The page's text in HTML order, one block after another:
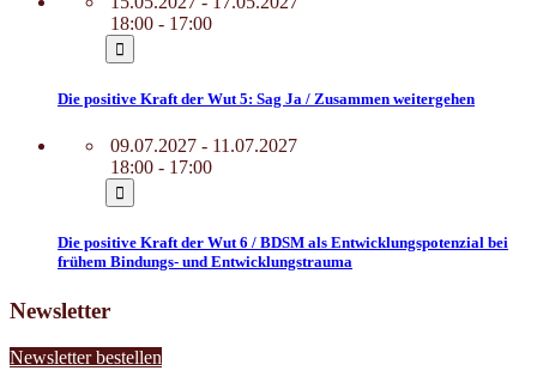
18:00 - 17:00
Die positive Kraft der Wut 5: Sag Ja / Zusammen weitergehen
09.07.2027 - 11.07.2027
18:00 - 17:00
Die positive Kraft der Wut 6 / BDSM als Entwicklungspotenzial bei
frühem Bindungs- und Entwicklungstrauma
Newsletter
Newsletter bestellen